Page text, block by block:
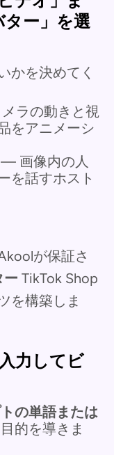
ー」を選
かを決めてく
ラの動きと視
をアニメーシ
— 画像内の人
を話すホスト
が保証さ
ー TikTok Shop
を構築しま
力してビ
の単語または
的を導きま